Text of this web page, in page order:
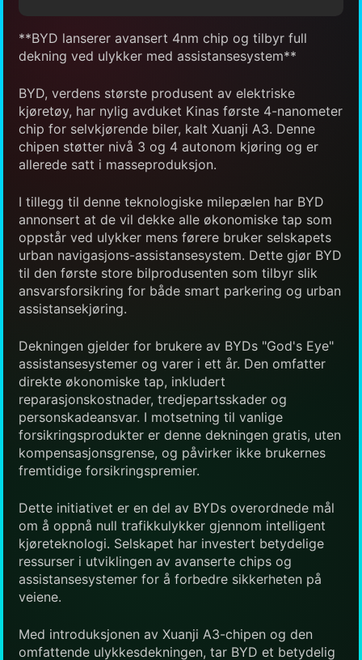
**BYD lanserer avansert 4nm chip og tilbyr full
dekning ved ulykker med assistansesystem**
BYD, verdens største produsent av elektriske
kjøretøy, har nylig avduket Kinas første 4-nanometer
chip for selvkjørende biler, kalt Xuanji A3. Denne
chipen støtter nivå 3 og 4 autonom kjøring og er
allerede satt i masseproduksjon.
I tillegg til denne teknologiske milepælen har BYD
annonsert at de vil dekke alle økonomiske tap som
oppstår ved ulykker mens førere bruker selskapets
urban navigasjons-assistansesystem. Dette gjør BYD
til den første store bilprodusenten som tilbyr slik
ansvarsforsikring for både smart parkering og urban
assistansekjøring.
Dekningen gjelder for brukere av BYDs "God's Eye"
assistansesystemer og varer i ett år. Den omfatter
direkte økonomiske tap, inkludert
reparasjonskostnader, tredjepartsskader og
personskadeansvar. I motsetning til vanlige
forsikringsprodukter er denne dekningen gratis, uten
kompensasjonsgrense, og påvirker ikke brukernes
fremtidige forsikringspremier.
Dette initiativet er en del av BYDs overordnede mål
om å oppnå null trafikkulykker gjennom intelligent
kjøreteknologi. Selskapet har investert betydelige
ressurser i utviklingen av avanserte chips og
assistansesystemer for å forbedre sikkerheten på
veiene.
Med introduksjonen av Xuanji A3-chipen og den
omfattende ulykkesdekningen, tar BYD et betydelig